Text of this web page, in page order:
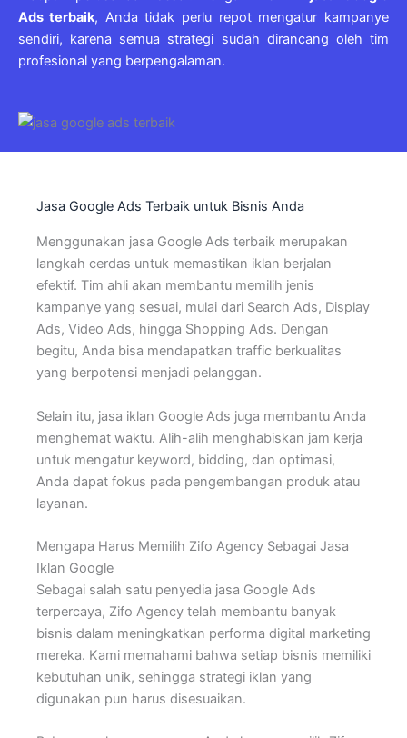
Ads terbaik, Anda tidak perlu repot mengatur kampanye
sendiri, karena semua strategi sudah dirancang oleh tim
profesional yang berpengalaman.
Jasa Google Ads Terbaik untuk Bisnis Anda
Menggunakan jasa Google Ads terbaik merupakan
langkah cerdas untuk memastikan iklan berjalan
efektif. Tim ahli akan membantu memilih jenis
kampanye yang sesuai, mulai dari Search Ads, Display
Ads, Video Ads, hingga Shopping Ads. Dengan
begitu, Anda bisa mendapatkan traffic berkualitas
yang berpotensi menjadi pelanggan.
Selain itu, jasa iklan Google Ads juga membantu Anda
menghemat waktu. Alih-alih menghabiskan jam kerja
untuk mengatur keyword, bidding, dan optimasi,
Anda dapat fokus pada pengembangan produk atau
layanan.
Mengapa Harus Memilih Zifo Agency Sebagai Jasa
Iklan Google
Sebagai salah satu penyedia jasa Google Ads
terpercaya, Zifo Agency telah membantu banyak
bisnis dalam meningkatkan performa digital marketing
mereka. Kami memahami bahwa setiap bisnis memiliki
kebutuhan unik, sehingga strategi iklan yang
digunakan pun harus disesuaikan.